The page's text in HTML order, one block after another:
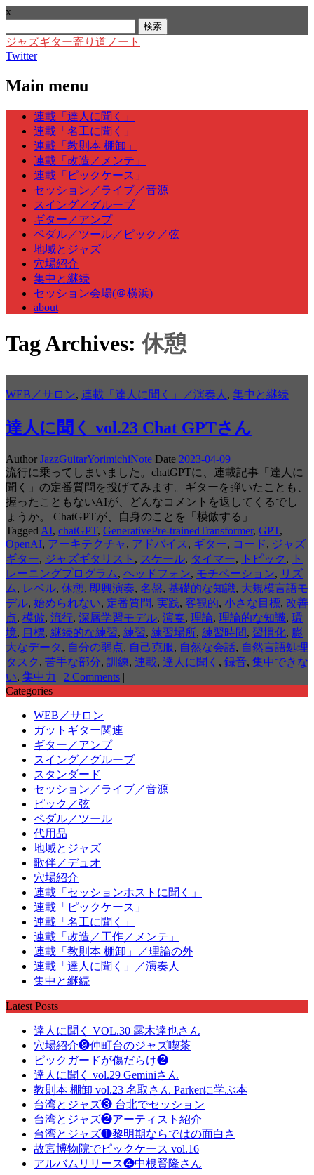
x
索:
ジャズギター寄り道ノート
Twitter
Main menu
Skip
content
連載「達人に聞く」
連載「名工に聞く」
連載「教則本 棚卸」
連載「改造／メンテ」
連載「ピックケース」
セッション／ライブ／音源
スイング／グルーブ
ギター／アンプ
ペダル／ツール／ピック／弦
地域とジャズ
穴場紹介
集中と継続
セッション会場(＠横浜)
about
Tag Archives:休憩
WEB／サロン, 連載「達人に聞く」／演奏人 , 集中と継続
達人に聞く vol.23 Chat GPTさん
Author JazzGuitarYorimichiNote Date 2023-04-09
流行に乗ってしまいました。chatGPTに、連載記事「達人に
聞く」の定番質問を投げてみます。ギターを弾いたことも、
握ったこともないAIが、どんなコメントを返してくるでし
ょうか。 ChatGPTが、自身のことを「模倣する」
Tagged AI, chatGPT, GenerativePre-trainedTransformer, GPT,
OpenAI, アーキテクチャ, アドバイス , ギター, コード, ジャズ
ギター, ジャズギタリスト , スケール, タイマー, トピック ,
ト
レーニングプログラム, ヘッドフォン, モチベーション, リズ
ム, レベル, 休憩, 即興演奏, 名盤, 基礎的な知識, 大規模言語モ
デル, 始められない, 定番質問, 実践, 客観的, 小さな目標, 改善
点, 模倣, 流行, 深層学習モデル, 演奏, 理論, 理論的な知識, 環
境, 目標, 継続的な練習, 練習, 練習場所, 練習時間, 習慣化, 膨
大なデータ , 自分の弱点, 自己克服, 自然な会話, 自然言語処理
タスク , 苦手な部分, 訓練, 連載, 達人に聞く , 録音, 集中できな
い, 集中力 | 2 Comments |
Categories
WEB／サロン
ガットギター関連
ギター／アンプ
スイング／グルーブ
スタンダード
セッション／ライブ／音源
ピック／弦
ペダル／ツール
代用品
地域とジャズ
歌伴／デュオ
穴場紹介
連載「セッションホストに聞く」
連載「ピックケース」
連載「名工に聞く」
連載「改造／工作／メンテ」
連載「教則本 棚卸」／理論の外
連載「達人に聞く」／演奏人
集中と継続
Latest Posts
達人に聞く VOL.30 露木達也さん
穴場紹介❾仲町台のジャズ喫茶
ピックガードが傷だらけ❷
達人に聞く vol.29 Geminiさん
教則本 棚卸 vol.23 名取さん Parkerに学ぶ本
台湾とジャズ❸ 台北でセッション
台湾とジャズ❷アーティスト紹介
台湾とジャズ❶黎明期ならではの面白さ
故宮博物院でピックケース vol.16
アルバムリリース❹中根賢隆さん